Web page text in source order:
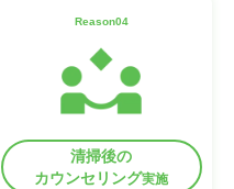
Reason04
清掃後の
カウンセリング実施